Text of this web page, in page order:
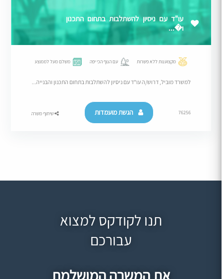
עו"ד עם ניסיון להשתלבות בתחום התכנון
ו�...
מקצוענות ללא פשרות עם הנוף הכי יפה משלם מעל לממוצע
למשרד מוביל, דרוש/ה עו"ד עם ניסיון להשתלבות בתחום התכנון והבנייה...
76256 הגשת מועמדות שיתוף משרה
תנו לקודקס למצוא
עבורכם